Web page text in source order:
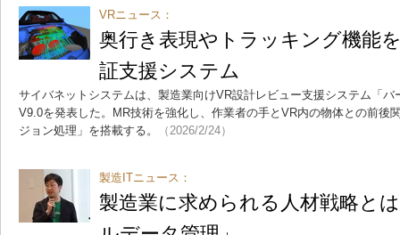
VRニュース：
奥行き表現やトラッキング機能
証支援システム
サイバネットシステムは、製造業向けVR設計レビュー支援システム「
V9.0を発表した。MR技術を強化し、作業者の手とVR内の物体との前後
ジョン処理」を搭載する。
（2026/2/24）
製造ITニュース：
製造業に求められる人材戦略と